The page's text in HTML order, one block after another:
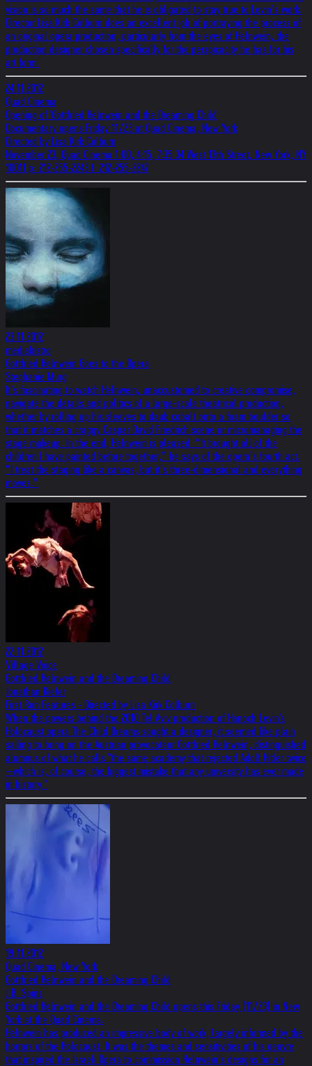
vision is so much the same that he is obligated to stay true to Levin’s work.
Director Lisa Kirk Colburn does an excellent job of portraying the process of
an original opera production, particularly from the eyes of Helnwein, the
production designer chosen specifically for the perspicacity he has for his
art form.
24.11.2012
Quad Cinema
Opening of 'Gottfried Helnwein and the Dreaming Child'
Documentary opens Friday 11/23 at Quad Cinema, New York
Directed by Lisa Kirk Colburn
November 23, Quad Cinema 1:00, 4:15, 7:35 34 West 13th Street, New York, NY
10011 p: 212-255-2243 f: 212-255-2247
23.11.2012
mediabistro
Gottfried Helnwein Goes to the Opera
Stephanie Murg
It’s fascinating to watch Helnwein, unaccustomed to creative compromise,
navigate the details and politics of a large-scale theatrical production,
whether by rolling up his sleeves to daub cobalt onto a foam boulder so
that it matches a craggy Caspar David Friedrich scene or micromanaging the
stage makeup. In the end, Helnwein is pleased. “It brought all of the
children I have painted before together,” he says of the opera’s fourth act.
“I treat the staging like a canvas, but it’s three-dimensional and everything
moves.”
22.11.2012
Village Voice
Gottfried Helnwein and the Dreaming Child
Jonathan Kiefer
First Run Features - Directed by Lisa Kirk Colburn
When the powers behind the 2010 Tel Aviv production of Hanoch Levin's
Holocaust opera The Child Dreams sought a designer, it seemed like plain
sailing to bring on the Austrian provocateur Gottfried Helnwein, distinguished
alumnus of what he calls "the same academy that rejected Adolf Hitler twice
—which is, of course, the biggest mistake that any university has ever made
in history."
19.11.2012
Quad Cinema, New York
Gottfried Helnwein and the Dreaming Child
J.B. Spins
Gottfried Helnwein and the Dreaming Child opens this Friday (11/23) in New
York at the Quad Cinema.
Helnwein has produced an impressive body of work, largely informed by the
horrors of the Holocaust. It was the themes and sensitivities of his oeuvre
that inspired the Israeli Opera to commission Helnwein’s designs for an